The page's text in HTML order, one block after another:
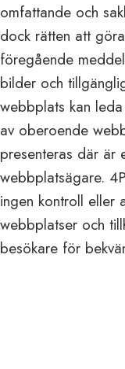
omfattande och
dock rätten att
föregående
bilder och
webbplats kan
av oberoende
presenteras där är
webbplatsägare.
ingen kontroll eller
webbplatser och
besökare för